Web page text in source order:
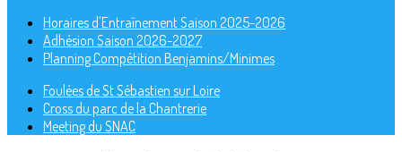
Horaires d'Entraînement Saison 2025-2026
Adhésion Saison 2026-2027
Planning Compétition Benjamins/Minimes
Foulées de St Sébastien sur Loire
Cross du parc de la Chantrerie
Meeting du SNAC